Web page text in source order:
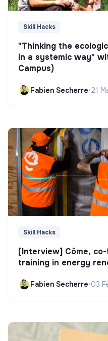
Skill Hacks
"Thinking the
in a systemic way"
Campus)
Fabien Secherre•21
Skill Hacks
[Interview] Côme,
training in energy
Fabien Secherre•03